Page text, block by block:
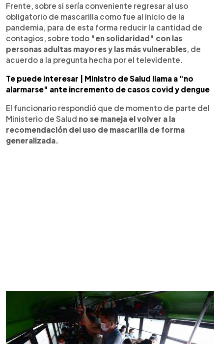
Frente, sobre si sería conveniente regresar al uso
obligatorio de mascarilla como fue al inicio de la
pandemia, para de esta forma reducir la cantidad de
contagios, sobre todo "en solidaridad" con las
personas adultas mayores y las más vulnerables , de
acuerdo a la pregunta hecha por el televidente.
Te puede interesar | Ministro de Salud llama a "no
alarmarse" ante incremento de casos covid y dengue
El funcionario respondió que de momento de parte del
Ministerio de Salud no se maneja el volver a la
recomendación del uso de mascarilla de forma
generalizada.